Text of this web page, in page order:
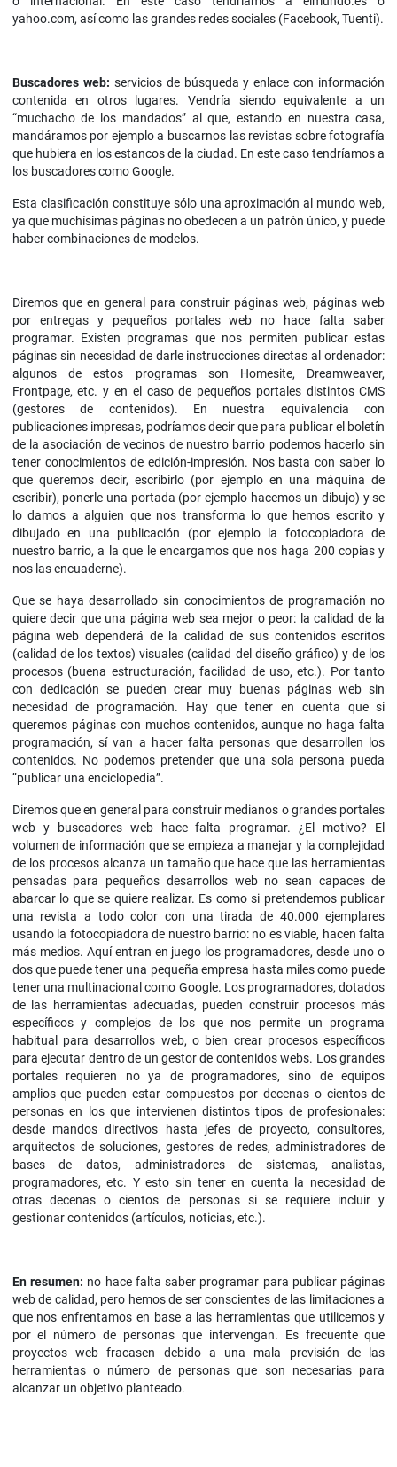
yahoo.com, así como las grandes redes sociales (Facebook, Tuenti).
Buscadores web: servicios de búsqueda y enlace con información
contenida en otros lugares. Vendría siendo equivalente a un
“muchacho de los mandados” al que, estando en nuestra casa,
mandáramos por ejemplo a buscarnos las revistas sobre fotografía
que hubiera en los estancos de la ciudad. En este caso tendríamos a
los buscadores como Google.
Esta clasificación constituye sólo una aproximación al mundo web,
ya que muchísimas páginas no obedecen a un patrón único, y puede
haber combinaciones de modelos.
Diremos que en general para construir páginas web, páginas web
por entregas y pequeños portales web no hace falta saber
programar. Existen programas que nos permiten publicar estas
páginas sin necesidad de darle instrucciones directas al ordenador:
algunos de estos programas son Homesite, Dreamweaver,
Frontpage, etc. y en el caso de pequeños portales distintos CMS
(gestores de contenidos). En nuestra equivalencia con
publicaciones impresas, podríamos decir que para publicar el boletín
de la asociación de vecinos de nuestro barrio podemos hacerlo sin
tener conocimientos de edición-impresión. Nos basta con saber lo
que queremos decir, escribirlo (por ejemplo en una máquina de
escribir), ponerle una portada (por ejemplo hacemos un dibujo) y se
lo damos a alguien que nos transforma lo que hemos escrito y
dibujado en una publicación (por ejemplo la fotocopiadora de
nuestro barrio, a la que le encargamos que nos haga 200 copias y
nos las encuaderne).
Que se haya desarrollado sin conocimientos de programación no
quiere decir que una página web sea mejor o peor: la calidad de la
página web dependerá de la calidad de sus contenidos escritos
(calidad de los textos) visuales (calidad del diseño gráfico) y de los
procesos (buena estructuración, facilidad de uso, etc.). Por tanto
con dedicación se pueden crear muy buenas páginas web sin
necesidad de programación. Hay que tener en cuenta que si
queremos páginas con muchos contenidos, aunque no haga falta
programación, sí van a hacer falta personas que desarrollen los
contenidos. No podemos pretender que una sola persona pueda
“publicar una enciclopedia”.
Diremos que en general para construir medianos o grandes portales
web y buscadores web hace falta programar. ¿El motivo? El
volumen de información que se empieza a manejar y la complejidad
de los procesos alcanza un tamaño que hace que las herramientas
pensadas para pequeños desarrollos web no sean capaces de
abarcar lo que se quiere realizar. Es como si pretendemos publicar
una revista a todo color con una tirada de 40.000 ejemplares
usando la fotocopiadora de nuestro barrio: no es viable, hacen falta
más medios. Aquí entran en juego los programadores, desde uno o
dos que puede tener una pequeña empresa hasta miles como puede
tener una multinacional como Google. Los programadores, dotados
de las herramientas adecuadas, pueden construir procesos más
específicos y complejos de los que nos permite un programa
habitual para desarrollos web, o bien crear procesos específicos
para ejecutar dentro de un gestor de contenidos webs. Los grandes
portales requieren no ya de programadores, sino de equipos
amplios que pueden estar compuestos por decenas o cientos de
personas en los que intervienen distintos tipos de profesionales:
desde mandos directivos hasta jefes de proyecto, consultores,
arquitectos de soluciones, gestores de redes, administradores de
bases de datos, administradores de sistemas, analistas,
programadores, etc. Y esto sin tener en cuenta la necesidad de
otras decenas o cientos de personas si se requiere incluir y
gestionar contenidos (artículos, noticias, etc.).
En resumen: no hace falta saber programar para publicar páginas
web de calidad, pero hemos de ser conscientes de las limitaciones a
que nos enfrentamos en base a las herramientas que utilicemos y
por el número de personas que intervengan. Es frecuente que
proyectos web fracasen debido a una mala previsión de las
herramientas o número de personas que son necesarias para
alcanzar un objetivo planteado.